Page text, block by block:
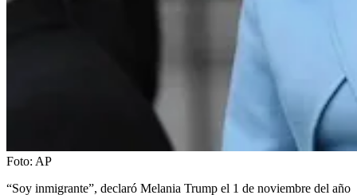
Foto: AP
“Soy inmigrante”, declaró Melania Trump el 1 de noviembre del año